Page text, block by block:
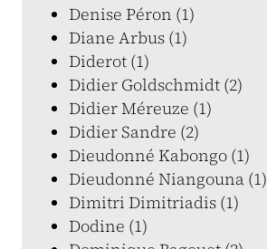
Denise Péron (1)
Diane Arbus (1)
Diderot (1)
Didier Goldschmidt (2)
Didier Méreuze (1)
Didier Sandre (2)
Dieudonné Kabongo (1)
Dieudonné Niangouna (1)
Dimitri Dimitriadis (1)
Dodine (1)